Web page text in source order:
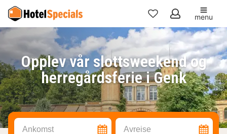
Mine
favoritter
menu
Opplev vår slottsweekend og
herregårdsferie i Genk
Ankomst Avreise